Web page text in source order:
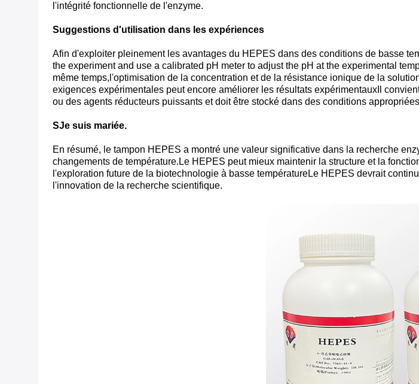
l'intégrité fonctionnelle de l'enzyme.
Suggestions d'utilisation dans les expériences
Afin d'exploiter pleinement les avantages du HEPES dans des conditions de basse
the experiment and use a calibrated pH meter to adjust the pH at the experimental
même temps,l'optimisation de la concentration et de la résistance ionique de la
exigences expérimentales peut encore améliorer les résultats expérimentauxIl
ou des agents réducteurs puissants et doit être stocké dans des conditions
SJe suis mariée.
En résumé, le tampon HEPES a montré une valeur significative dans la recherche
changements de température.Le HEPES peut mieux maintenir la structure et la
l'exploration future de la biotechnologie à basse températureLe HEPES devrait
l'innovation de la recherche scientifique.